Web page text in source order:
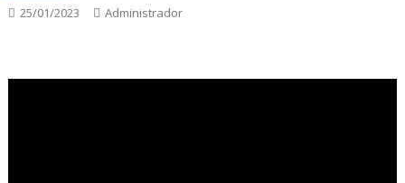
25/01/2023 Administrador